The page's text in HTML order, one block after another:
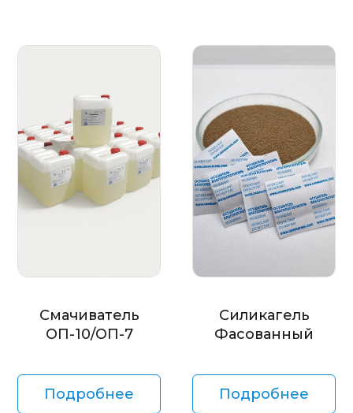
Смачиватель
ОП-10/ОП-7
Подробнее
Силикагель
Фасованный
Подробнее